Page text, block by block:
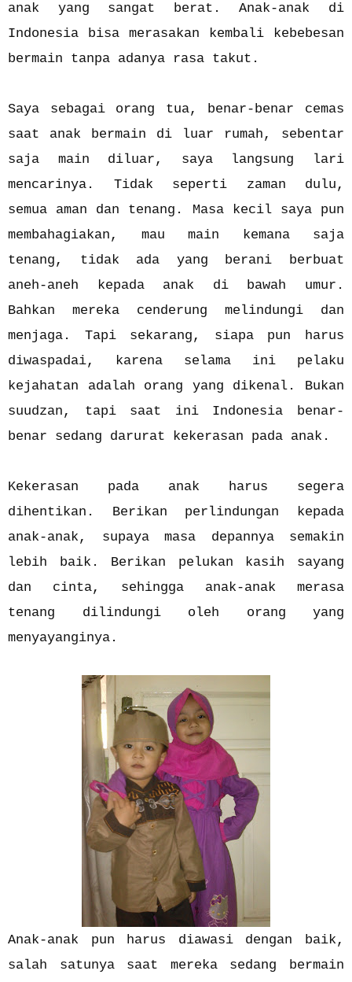
anak yang sangat berat. Anak-anak di
Indonesia bisa merasakan kembali kebebesan
bermain tanpa adanya rasa takut.
Saya sebagai orang tua, benar-benar cemas
saat anak bermain di luar rumah, sebentar
saja main diluar, saya langsung lari
mencarinya. Tidak seperti zaman dulu,
semua aman dan tenang. Masa kecil saya pun
membahagiakan, mau main kemana saja
tenang, tidak ada yang berani berbuat
aneh-aneh kepada anak di bawah umur.
Bahkan mereka cenderung melindungi dan
menjaga. Tapi sekarang, siapa pun harus
diwaspadai, karena selama ini pelaku
kejahatan adalah orang yang dikenal. Bukan
suudzan, tapi saat ini Indonesia benar-
benar sedang darurat kekerasan pada anak.
Kekerasan pada anak harus segera
dihentikan. Berikan perlindungan kepada
anak-anak, supaya masa depannya semakin
lebih baik. Berikan pelukan kasih sayang
dan cinta, sehingga anak-anak merasa
tenang dilindungi oleh orang yang
menyayanginya.
Anak-anak pun harus diawasi dengan baik,
salah satunya saat mereka sedang bermain